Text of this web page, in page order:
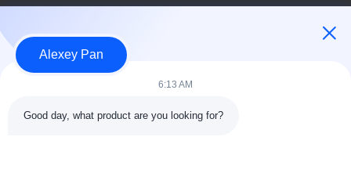
製品
私達に連絡しなさい
Alexey Pan
6:13 AM
Good day, what product are you looking for?